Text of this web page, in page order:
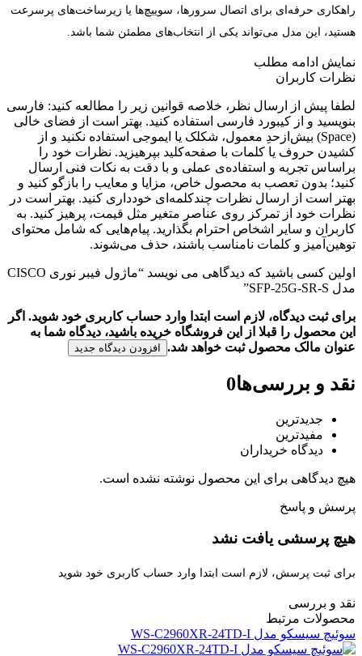
راهکاری حرفه‌ای برای اتصال سرورها، سوییچ‌ها یا زیرساخت‌های پرسرعت
هستید، این مدل می‌تواند یکی از انتخاب‌های مطمئن شما باشد.
نمایش ادامه مطلب
نظرات کاربران
لطفا پیش از ارسال نظر، خلاصه قوانین زیر را مطالعه کنید: فارسی
بنویسید و از کیبورد فارسی استفاده کنید. بهتر است از فضای خالی
(Space) بیش‌از‌حدِ معمول، شکلک یا ایموجی استفاده نکنید و از
کشیدن حروف یا کلمات با صفحه‌کلید بپرهیزید. نظرات خود را
براساس تجربه و استفاده‌ی عملی و با دقت به نکات فنی ارسال
کنید؛ بدون تعصب به محصول خاص، مزایا و معایب را بازگو کنید و
بهتر است از ارسال نظرات چندکلمه‌‌ای خودداری کنید. بهتر است در
نظرات خود از تمرکز روی عناصر متغیر مثل قیمت، پرهیز کنید. به
کاربران و سایر اشخاص احترام بگذارید. پیام‌هایی که شامل محتوای
توهین‌آمیز و کلمات نامناسب باشند، حذف می‌شوند.
اولین کسی باشید که دیدگاهی می نویسد “ماژول فیبر نوری CISCO
مدل SFP-25G-SR-S”
برای ثبت دیدگاه، لازم است ابتدا وارد حساب کاربری خود شوید. اگر
این محصول را قبلا از این فروشگاه خریده باشید، دیدگاه شما به
عنوان مالک محصول ثبت خواهد شد.
افزودن دیدگاه جدید
نقد و بررسی‌ها0
جدیدترین
مفیدترین
دیدگاه خریداران
هیچ دیدگاهی برای این محصول نوشته نشده است.
پرسش و پاسخ
هیچ پرسشی یافت نشد
برای ثبت پرسش، لازم است ابتدا وارد حساب کاربری خود شوید
نقد و بررسی
محصولات مرتبط
سوئیچ سیسکو مدل WS-C2960XR-24TD-I